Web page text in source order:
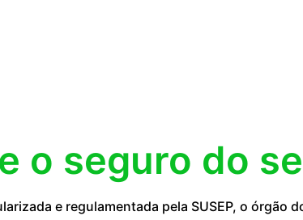
o seguro do
e regulamentada pela SUSEP, o órgão